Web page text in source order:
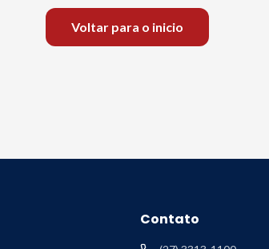
Voltar para o inicio
Contato